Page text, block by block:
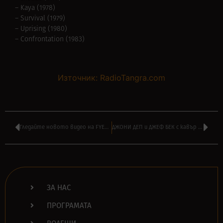
– Kaya (1978)
– Survival (1979)
– Uprising (1980)
– Confrontation (1983)
Източник: RadioTangra.com
Гледайте новото видео на FYELD – ‘If It Bleeds’ ДЖОНИ ДЕП и ДЖЕФ БЕК с кавър на ‘Venus in Furs’ на VELVET UNDERGROUND
ЗА НАС
ПРОГРАМАТА